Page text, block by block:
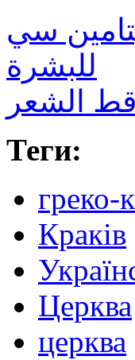
سي
للبشرة
الشعر
Теги:
греко-
Краків
Церква
церква